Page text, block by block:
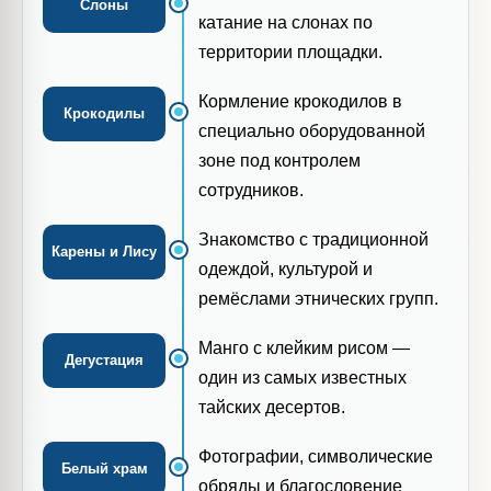
Слоны
катание на слонах по
территории площадки.
Крокодилы
Кормление крокодилов в
специально оборудованной
зоне под контролем
сотрудников.
Карены и Лису
Знакомство с традиционной
одеждой, культурой и
ремёслами этнических групп.
Дегустация
Манго с клейким рисом —
один из самых известных
тайских десертов.
Белый храм
Фотографии, символические
обряды и благословение